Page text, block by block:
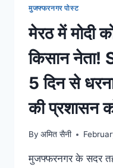
मुजफ्फरनगर पोस्ट
मेरठ में मोदी
किसान नेता!
5 दिन से
की प्रशासन
By अमित सैनी
मुजफ्फरनगर के सदर